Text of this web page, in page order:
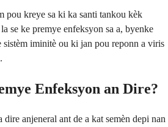
pou kreye sa ki ka santi tankou kèk
se ke premye enfeksyon sa a, byenke
sistèm iminitè ou ki jan pou reponn a viris
Enfeksyon an Dire?
anjeneral ant de a kat semèn depi nan